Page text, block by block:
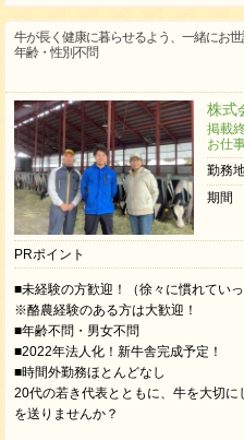
牛が長く健康に暮らせるよう、一緒にお
年齢・性別不問
株式
掲載
お仕
勤務
期間
PRポイント
■未経験の方歓迎！（徐々に慣れていっ
※酪農経験のある方は大歓迎！
■年齢不問・男女不問
■2022年法人化！新牛舎完成予定！
■時間外勤務ほとんどなし
20代の若き代表とともに、牛を大切
を送りませんか？